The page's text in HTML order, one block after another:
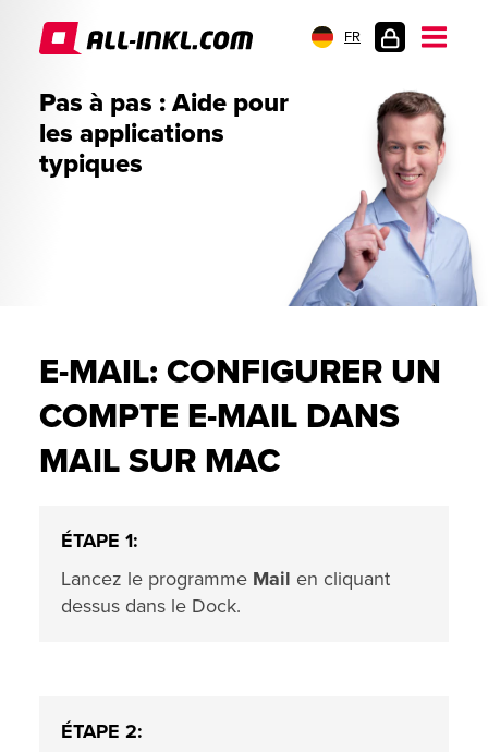
FR
Pas à pas : Aide pour
les applications
typiques
E-MAIL: CONFIGURER UN
COMPTE E-MAIL DANS
MAIL SUR MAC
ÉTAPE 1:
Lancez le programme Mail en cliquant
dessus dans le Dock.
ÉTAPE 2: